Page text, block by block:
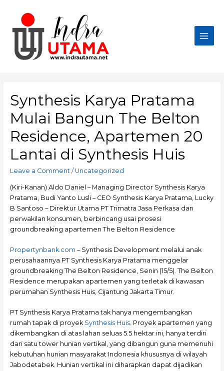
content
Main
Synthesis Karya Pratama
Mulai Bangun The Belton
Residence, Apartemen 20
Lantai di Synthesis Huis
Leave a Comment / Uncategorized
(Kiri-Kanan) Aldo Daniel – Managing Director Synthesis Karya
Pratama, Budi Yanto Lusli – CEO Synthesis Karya Pratama, Lucky
B Santoso – Direktur Utama PT Trimatra Jasa Perkasa dan
perwakilan konsumen, berbincang usai prosesi
groundbreaking apartemen The Belton Residence
Propertynbank.com – Synthesis Development melalui anak
perusahaannya PT Synthesis Karya Pratama menggelar
groundbreaking The Belton Residence, Senin (15/5). The Belton
Residence merupakan apartemen yang terletak di kawasan
perumahan Synthesis Huis, Cijantung Jakarta Timur.
PT Synthesis Karya Pratama tak hanya mengembangkan
rumah tapak di proyek Synthesis Huis. Proyek apartemen yang
dikembangkan di atas lahan seluas 5.5 hektar ini, hanya terdiri
dari satu tower hunian vertikal, yang dibangun guna memenuhi
kebutuhan hunian masyarakat Indonesia khususnya di wilayah
Jabodetabek. Hunian vertikal ini diharapkan dapat dijadikan